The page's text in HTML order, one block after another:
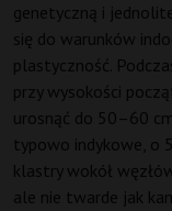
genetyczną i
się do warunków
plastyczność.
przy wysokości
urosnąć do 50–60
typowo indykowe, o
klastry wokół
ale nie twarde jak